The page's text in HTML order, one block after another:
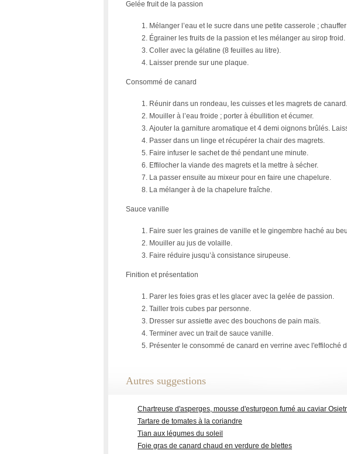
Gelée fruit de la passion
Mélanger l’eau et le sucre dans une petite casserole ;
Égrainer les fruits de la passion et les mélanger au sirop froid.
Coller avec la gélatine (8 feuilles au litre).
Laisser prende sur une plaque.
Consommé de canard
Réunir dans un rondeau, les cuisses et les magrets de canard.
Mouiller à l’eau froide ; porter à ébullition et écumer.
Ajouter la garniture aromatique et 4 demi oignons brûlés.
Passer dans un linge et récupérer la chair des magrets.
Faire infuser le sachet de thé pendant une minute.
Effilocher la viande des magrets et la mettre à sécher.
La passer ensuite au mixeur pour en faire une chapelure.
La mélanger à de la chapelure fraîche.
Sauce vanille
Faire suer les graines de vanille et le gingembre haché au
Mouiller au jus de volaille.
Faire réduire jusqu’à consistance sirupeuse.
Finition et présentation
Parer les foies gras et les glacer avec la gelée de passion.
Tailler trois cubes par personne.
Dresser sur assiette avec des bouchons de pain maïs.
Terminer avec un trait de sauce vanille.
Présenter le consommé de canard en verrine avec l'effiloché
Autres suggestions
Chartreuse d'asperges, mousse d'esturgeon fumé au caviar
Tartare de tomates à la coriandre
Tian aux légumes du soleil
Foie gras de canard chaud en verdure de blettes